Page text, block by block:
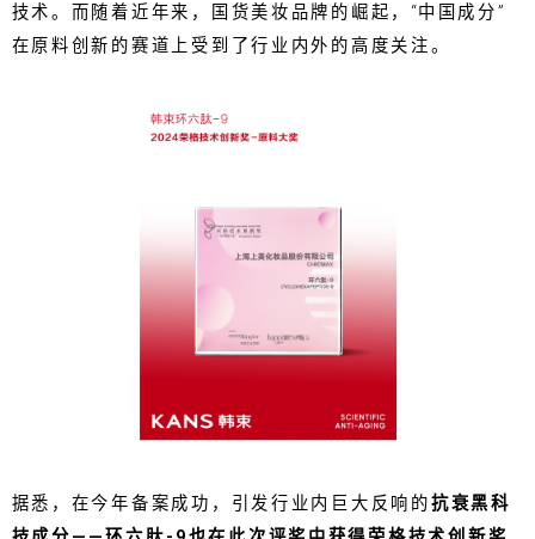
技术。而随着近年来，国货美妆品牌的崛起，“中国成分”
在原料创新的赛道上受到了行业内外的高度关注。
据悉，在今年备案成功，引发行业内巨大反响的抗衰黑科